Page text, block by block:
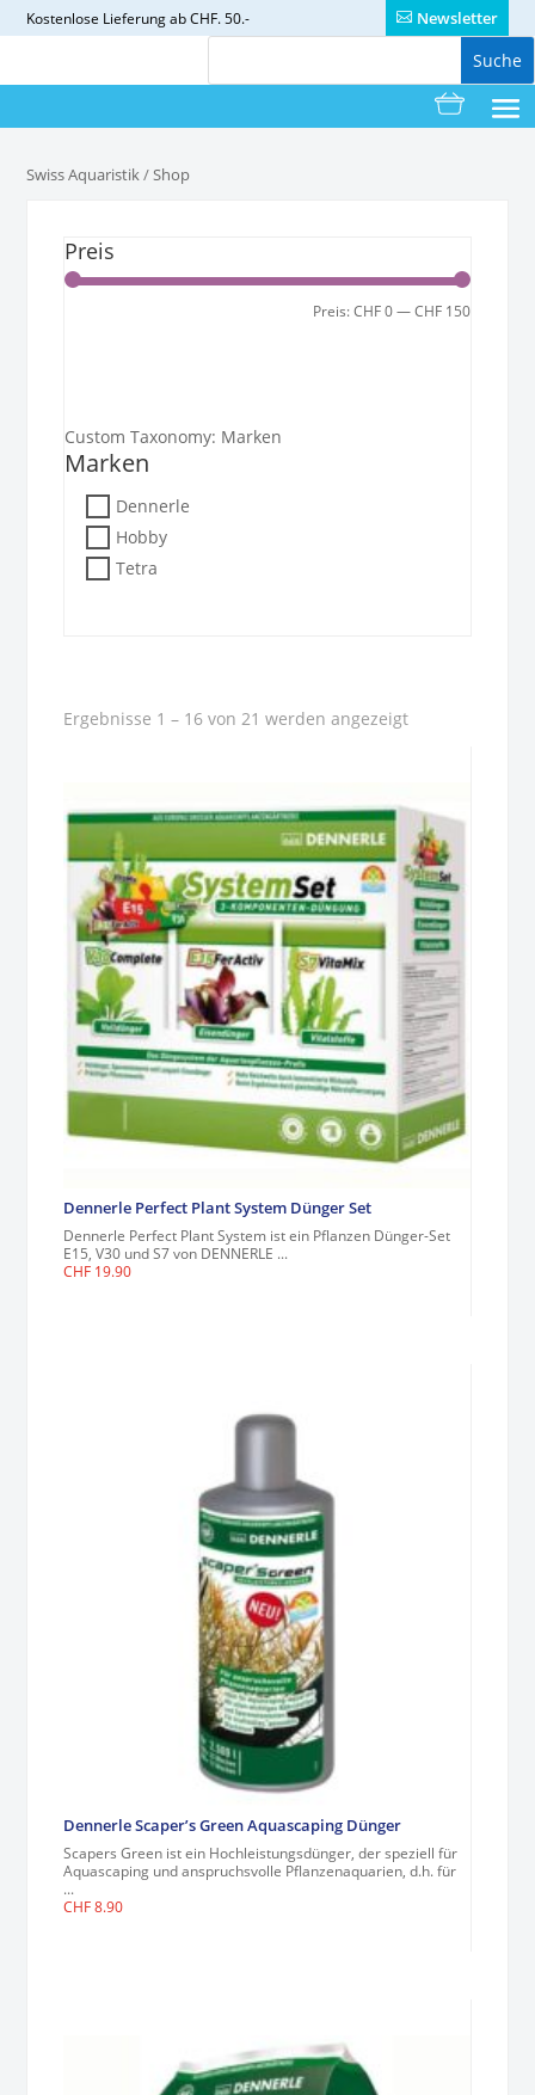
Kostenlose Lieferung ab CHF. 50.- Newsletter
Swiss Aquaristik/Shop
Preis
Min.
Max.
Preis:CHF 0—CHF 150
Custom Taxonomy: Marken
Marken
Dennerle
Hobby
Tetra
Ergebnisse 1 – 16 von 21 werden angezeigt
Dennerle Perfect Plant System Dünger Set
Dennerle Perfect Plant System ist ein Pflanzen Dünger-Set
E15, V30 und S7 von DENNERLE ...
CHF 19.90
Dennerle Scaper’s Green Aquascaping Dünger
Scapers Green ist ein Hochleistungsdünger, der speziell für
Aquascaping und anspruchsvolle Pflanzenaquarien, d.h. für
...
CHF8.90